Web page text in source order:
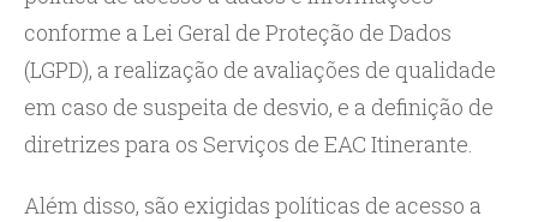
conforme a Lei Geral de Proteção de Dados
(LGPD), a realização de avaliações de qualidade
em caso de suspeita de desvio, e a definição de
diretrizes para os Serviços de EAC Itinerante.
Além disso, são exigidas políticas de acesso a